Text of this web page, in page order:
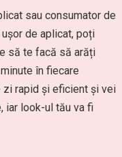
sau consumator de
de aplicat, poți
să te facă să arăți
în fiecare
zi rapid și eficient și vei
iar look-ul tău va fi